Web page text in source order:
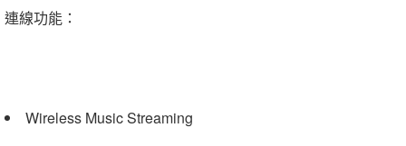
連線功能：
Wireless Music Streaming